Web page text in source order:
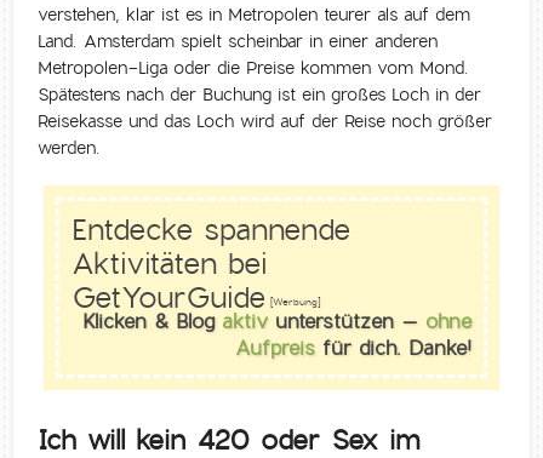
verstehen, klar ist es in Metropolen teurer als auf dem
Land. Amsterdam spielt scheinbar in einer anderen
Metropolen-Liga oder die Preise kommen vom Mond.
Spätestens nach der Buchung ist ein großes Loch in der
Reisekasse und das Loch wird auf der Reise noch größer
werden.
Entdecke spannende
Aktivitäten bei
GetYourGuide [Werbung]
Klicken & Blog aktivunterstützen – ohne
Aufpreisfür dich. Danke!
Ich will kein 420 oder Sex im